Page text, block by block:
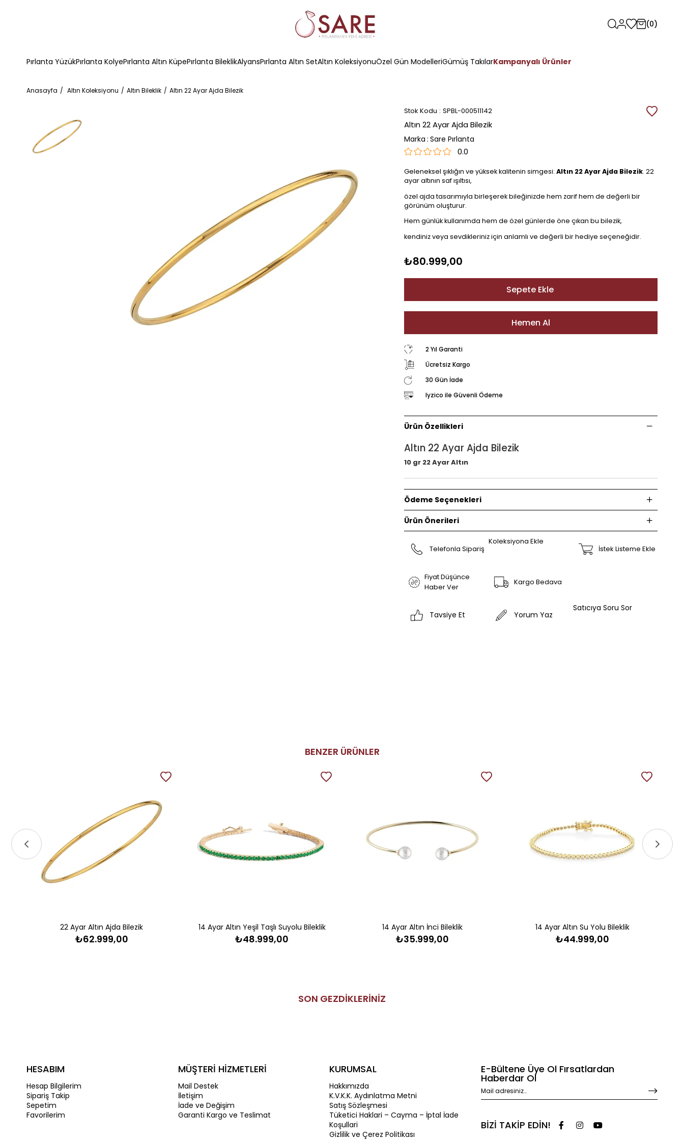
0
Pırlanta YüzükPırlanta KolyePırlanta Altın KüpePırlanta BileklikAlyansPırlanta Altın SetAltın KoleksiyonuÖzel Gün ModelleriGümüş TakılarKampanyalı Ürünler
Anasayfa Altın Koleksiyonu Altın Bileklik Altın 22 Ayar Ajda Bilezik
Stok Kodu SPBL-000511142
Altın 22 Ayar Ajda Bilezik
Marka : Sare Pırlanta
0.0
Geleneksel şıklığın ve yüksek kalitenin simgesi: Altın 22 Ayar Ajda Bilezik. 22
ayar altının saf ışıltısı,
özel ajda tasarımıyla birleşerek bileğinizde hem zarif hem de değerli bir
görünüm oluşturur.
Hem günlük kullanımda hem de özel günlerde öne çıkan bu bilezik,
kendiniz veya sevdikleriniz için anlamlı ve değerli bir hediye seçeneğidir.
₺80.999,00
2 Yıl Garanti
Ücretsiz Kargo
30 Gün İade
Iyzico ile Güvenli Ödeme
Ürün Özellikleri
Altın 22 Ayar Ajda Bilezik
10 gr 22 Ayar Altın
Ödeme Seçenekleri
Ürün Önerileri
Telefonla Sipariş
Koleksiyona Ekle
İstek Listeme Ekle
Fiyat Düşünce
Haber Ver
Kargo Bedava
Tavsiye Et Yorum Yaz
Satıcıya Soru Sor
BENZER ÜRÜNLER
22 Ayar Altın Ajda Bilezik
₺62.999,00
14 Ayar Altın Yeşil Taşlı Suyolu Bileklik
₺48.999,00
14 Ayar Altın İnci Bileklik
₺35.999,00
14 Ayar Altın Su Yolu Bileklik
₺44.999,00
SON GEZDİKLERİNİZ
HESABIM
Hesap Bilgilerim
Sipariş Takip
Sepetim
Favorilerim
MÜŞTERİ HİZMETLERİ
Mail Destek
İletişim
İade ve Değişim
Garanti Kargo ve Teslimat
KURUMSAL
Hakkımızda
K.V.K.K. Aydınlatma Metni
Satış Sözleşmesi
Tüketici Haklari – Cayma – İptal İade
Koşullari
Gizlilik ve Çerez Politikası
E-Bültene Üye Ol Fırsatlardan
Haberdar Ol
BİZİ TAKİP EDİN!